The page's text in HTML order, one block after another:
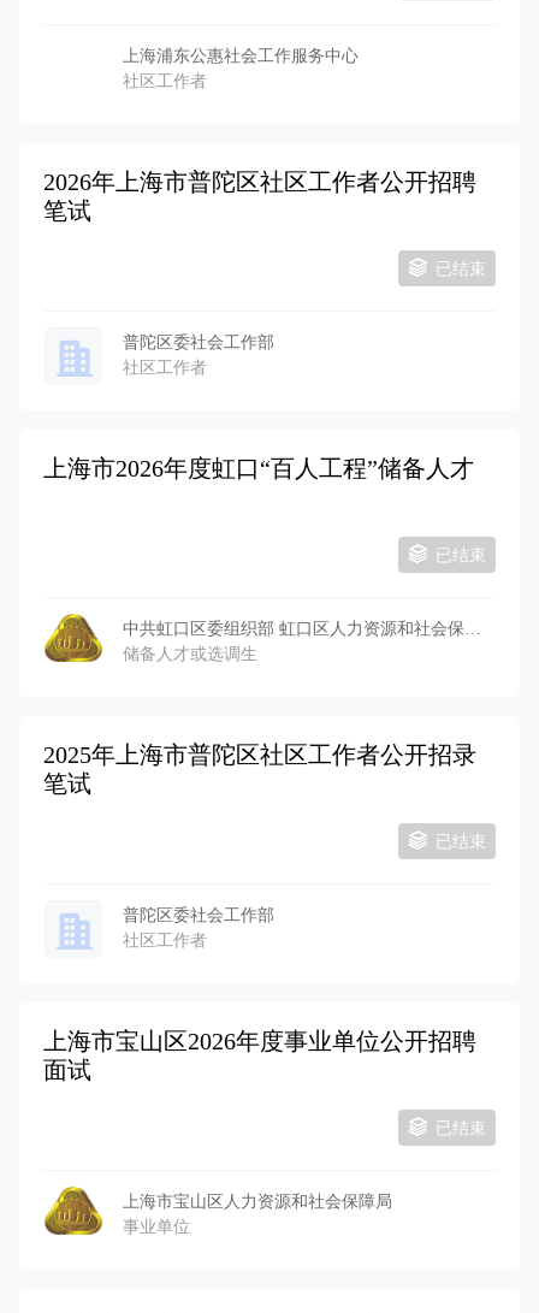
上海浦东公惠社会工作服务中心
社区工作者
2026年上海市普陀区社区工作者公开招聘
笔试
已结束
普陀区委社会工作部
社区工作者
上海市2026年度虹口“百人工程”储备人才
已结束
中共虹口区委组织部 虹口区人力资源和社会保障局
储备人才或选调生
2025年上海市普陀区社区工作者公开招录
笔试
已结束
普陀区委社会工作部
社区工作者
上海市宝山区2026年度事业单位公开招聘
面试
已结束
上海市宝山区人力资源和社会保障局
事业单位